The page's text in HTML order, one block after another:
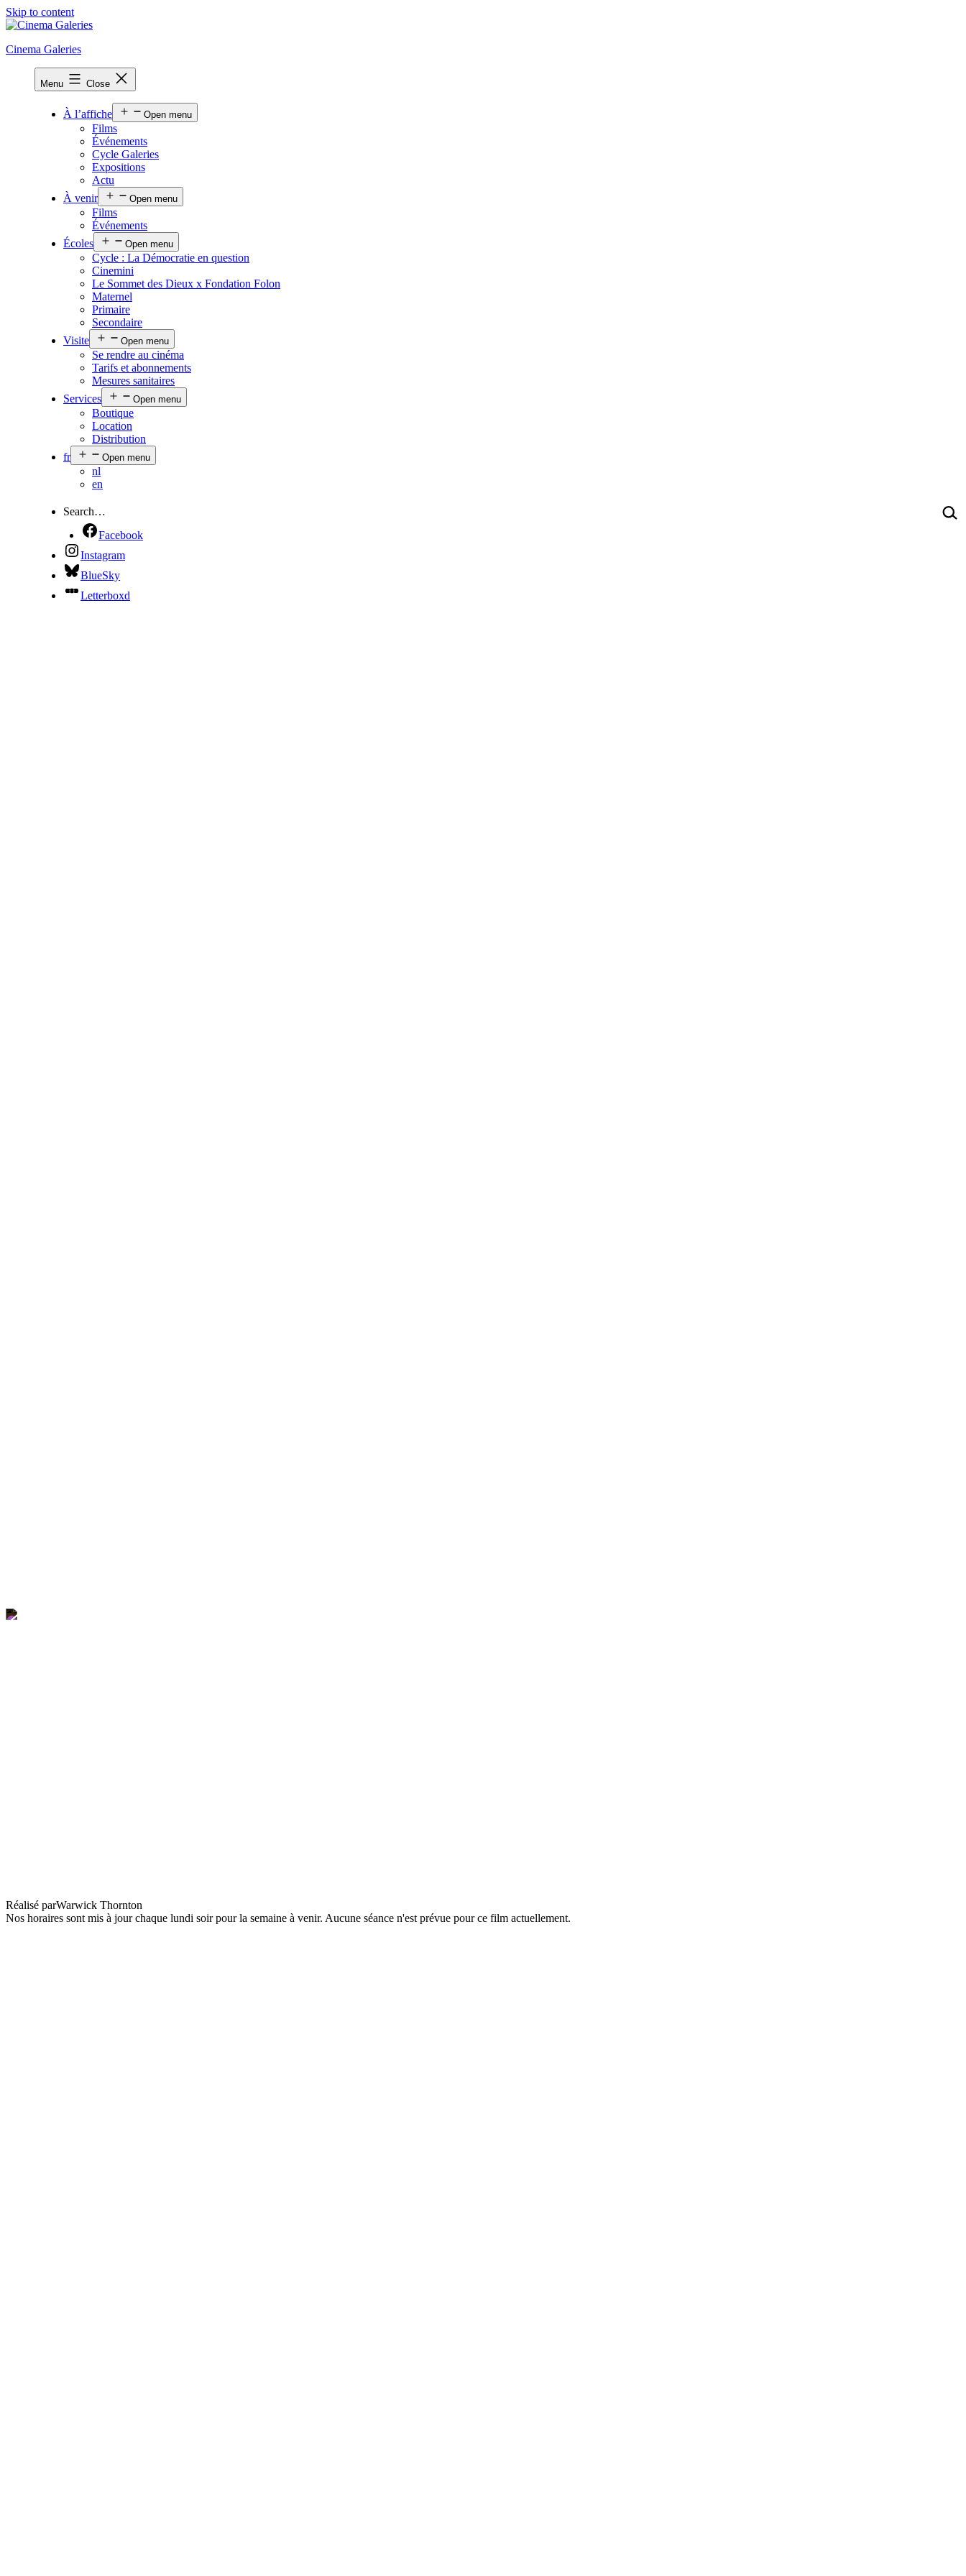
Skip to content
Cinema Galeries
Menu Close
À l’affiche Open menu
Films
Événements
Cycle Galeries
Expositions
Actu
À venir
Open menu
Films
Événements
Écoles
Open menu
Cycle : La Démocratie en question
Cinemini
Le Sommet des Dieux x Fondation Folon
Maternel
Primaire
Secondaire
Visite
Open menu
Se rendre au cinéma
Tarifs et abonnements
Mesures sanitaires
Services
Open menu
Boutique
Location
Distribution
fr
Open menu
nl
en
Search…
Facebook
Instagram
BlueSky
Letterboxd
Réalisé parWarwick Thornton
Nos horaires sont mis à jour chaque lundi soir pour la semaine à venir. Aucune séance n'est prévue pour ce film actuellement.